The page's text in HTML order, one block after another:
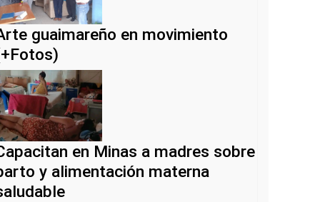
guaimareño en movimiento
en Minas a madres sobre
y alimentación materna